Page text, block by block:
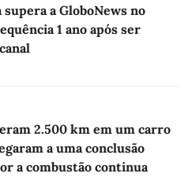
a GloboNews no
1 ano após ser
2.500 km em um carro
a uma conclusão
a combustão continua